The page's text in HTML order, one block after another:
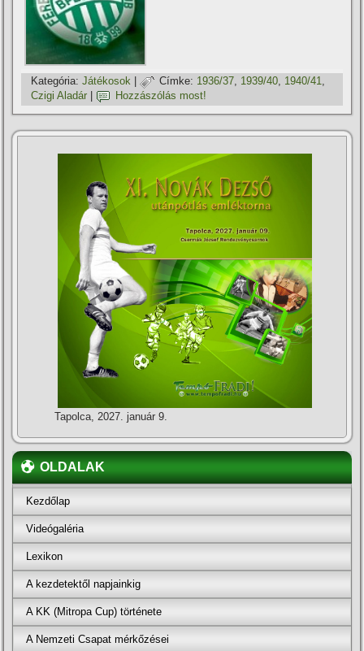
Kategória: Játékosok | Címke: 1936/37, 1939/40, 1940/41,
Czigi Aladár
Hozzászólás most!
Tapolca, 2027. január 9.
OLDALAK
Kezdőlap
Videógaléria
Lexikon
A kezdetektől napjainkig
A KK (Mitropa Cup) története
A Nemzeti Csapat mérkőzései